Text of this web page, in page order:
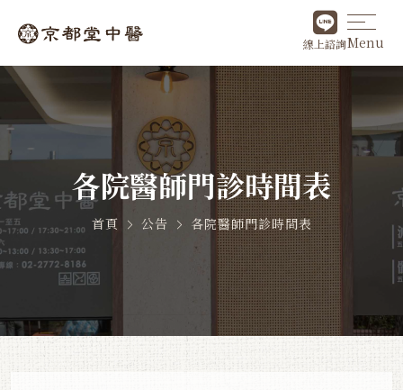
線上諮詢Menu
各院醫師門診時間表
首頁 公告 各院醫師門診時間表